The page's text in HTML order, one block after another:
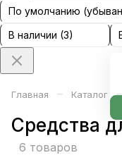
По умолчанию
В наличии (3)
Главная – Каталог –
Средства
6 товаров